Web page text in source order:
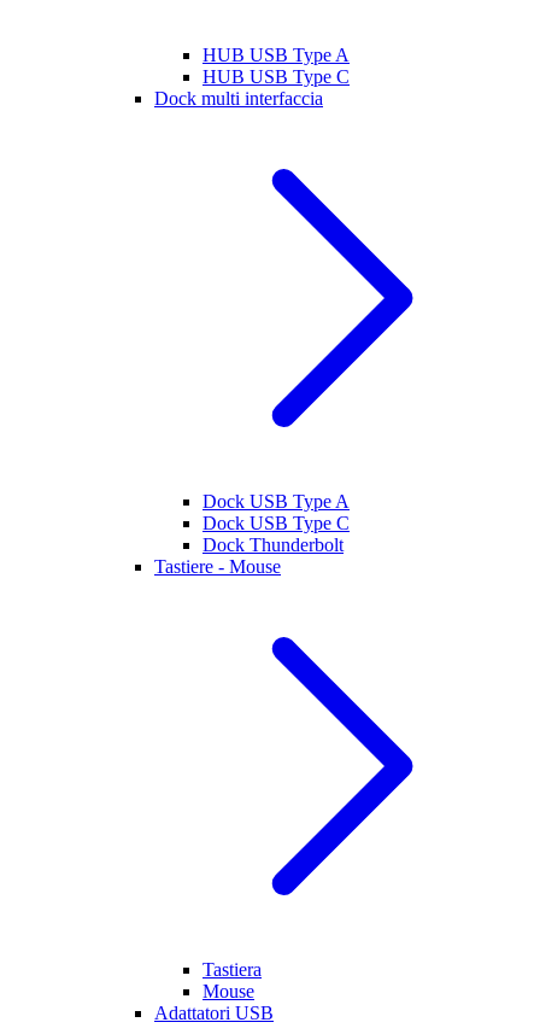
HUB USB Type A
HUB USB Type C
Dock multi interfaccia
Dock USB Type A
Dock USB Type C
Dock Thunderbolt
Tastiere - Mouse
Tastiera
Mouse
Adattatori USB